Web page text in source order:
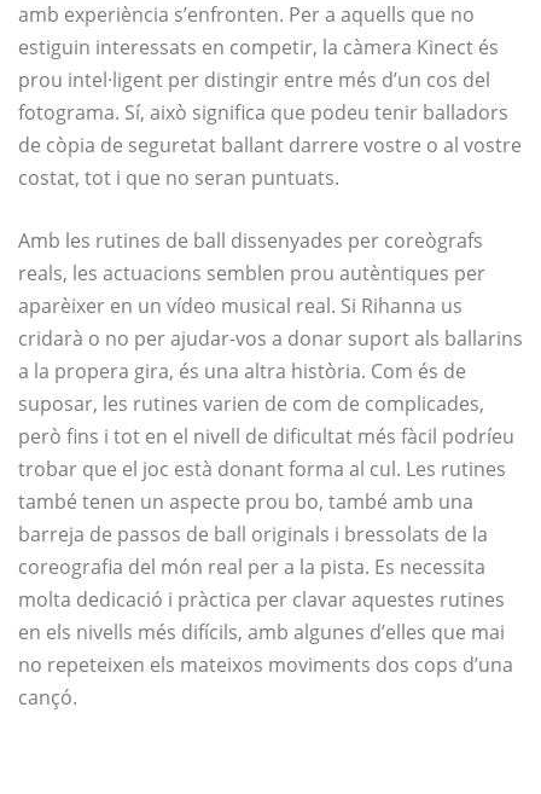
amb experiència s’enfronten. Per a aquells que no
estiguin interessats en competir, la càmera Kinect és
prou intel·ligent per distingir entre més d’un cos del
fotograma. Sí, això significa que podeu tenir balladors
de còpia de seguretat ballant darrere vostre o al vostre
costat, tot i que no seran puntuats.
Amb les rutines de ball dissenyades per coreògrafs
reals, les actuacions semblen prou autèntiques per
aparèixer en un vídeo musical real. Si Rihanna us
cridarà o no per ajudar-vos a donar suport als ballarins
a la propera gira, és una altra història. Com és de
suposar, les rutines varien de com de complicades,
però fins i tot en el nivell de dificultat més fàcil podríeu
trobar que el joc està donant forma al cul. Les rutines
també tenen un aspecte prou bo, també amb una
barreja de passos de ball originals i bressolats de la
coreografia del món real per a la pista. Es necessita
molta dedicació i pràctica per clavar aquestes rutines
en els nivells més difícils, amb algunes d’elles que mai
no repeteixen els mateixos moviments dos cops d’una
cançó.